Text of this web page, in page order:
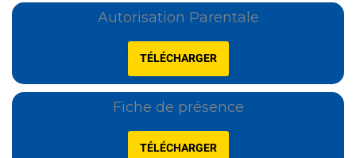
Autorisation Parentale
TÉLÉCHARGER
Fiche de présence
TÉLÉCHARGER